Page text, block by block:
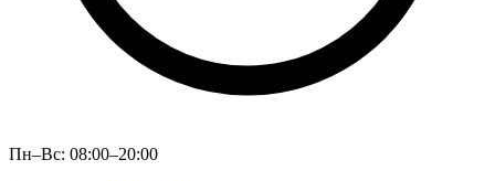
Пн–Вс: 08:00–20:00